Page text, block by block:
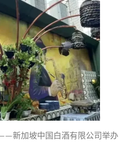
新加坡中国白酒有限公司举办